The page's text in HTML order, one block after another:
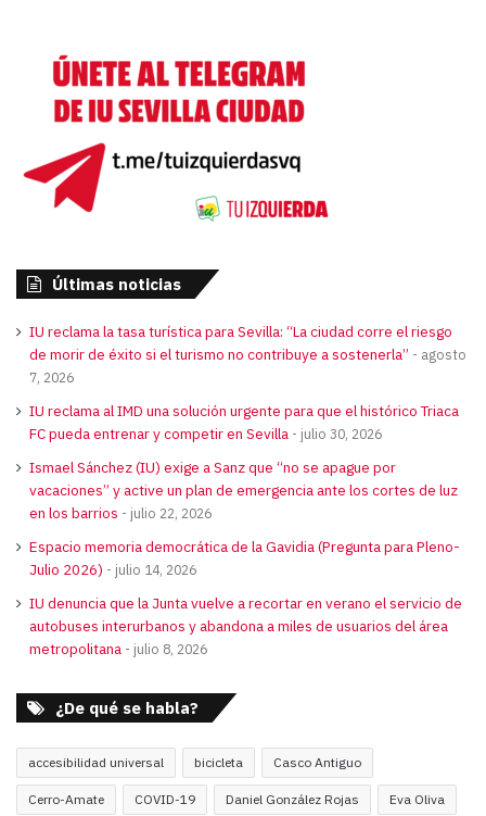
Últimas noticias
IU reclama la tasa turística para Sevilla: “La ciudad corre el riesgo
de morir de éxito si el turismo no contribuye a sostenerla”
agosto
7, 2026
IU reclama al IMD una solución urgente para que el histórico Triaca
FC pueda entrenar y competir en Sevilla
julio 30, 2026
Ismael Sánchez (IU) exige a Sanz que “no se apague por
vacaciones” y active un plan de emergencia ante los cortes de luz
en los barrios
julio 22, 2026
Espacio memoria democrática de la Gavidia (Pregunta para Pleno-
Julio 2026)
julio 14, 2026
IU denuncia que la Junta vuelve a recortar en verano el servicio de
autobuses interurbanos y abandona a miles de usuarios del área
metropolitana
julio 8, 2026
¿De qué se habla?
accesibilidad universal bicicleta Casco Antiguo
Cerro-Amate COVID-19 Daniel González Rojas Eva Oliva